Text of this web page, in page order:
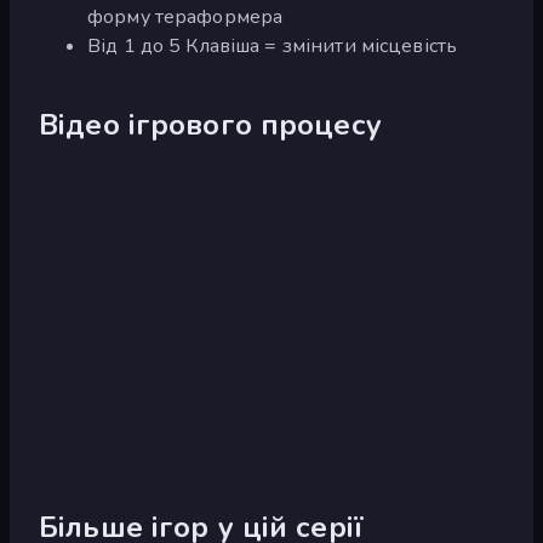
форму тераформера
Від 1 до 5 Клавіша = змінити місцевість
Відео ігрового процесу
Більше ігор у цій серії